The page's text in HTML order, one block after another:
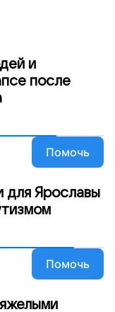
и
после
Помочь
для Ярославы
Помочь